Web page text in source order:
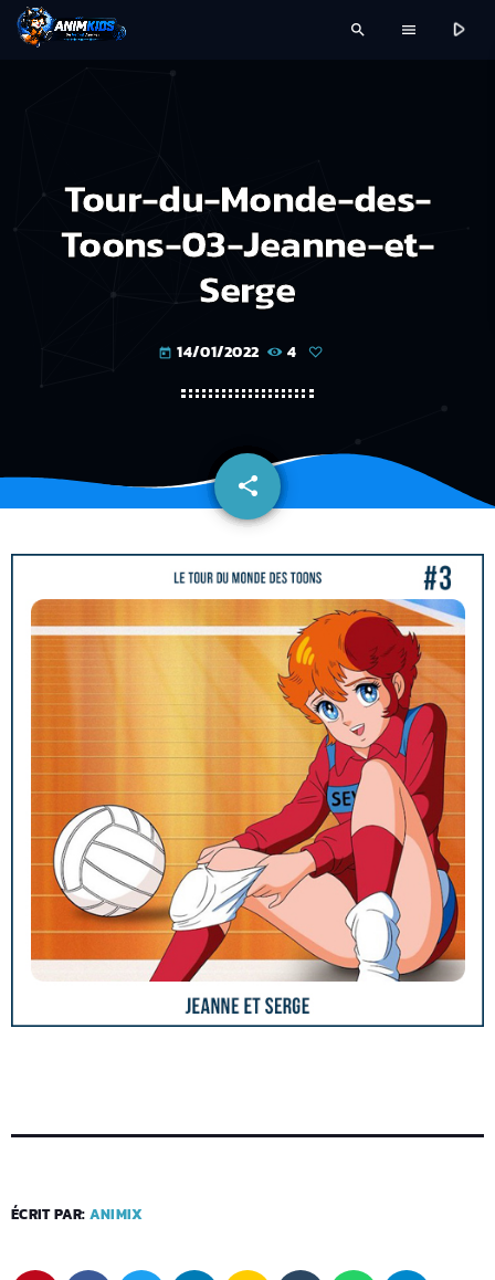
search menu play_arrow
Tour-du-Monde-des-
Toons-03-Jeanne-et-
Serge
today 14/01/2022 4
share
email
ÉCRIT PAR: ANIMIX